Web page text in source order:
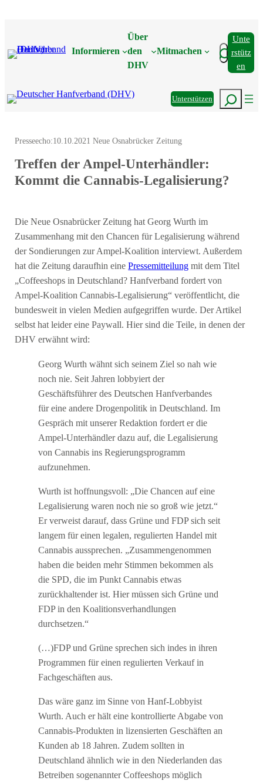
Informieren
Über
den
DHV
Mitmachen Suchen
Unte
Rstütz
En
UnterstützenSuchen
Presseecho:10.10.2021 Neue Osnabrücker Zeitung
Treffen der Ampel-Unterhändler:
Kommt die Cannabis-Legalisierung?
Die Neue Osnabrücker Zeitung hat Georg Wurth im
Zusammenhang mit den Chancen für Legalisierung während
der Sondierungen zur Ampel-Koalition interviewt. Außerdem
hat die Zeitung daraufhin einePressemitteilung mit dem Titel
„Coffeeshops in Deutschland? Hanfverband fordert von
Ampel-Koalition Cannabis-Legalisierung“ veröffentlicht, die
bundesweit in vielen Medien aufgegriffen wurde. Der Artikel
selbst hat leider eine Paywall. Hier sind die Teile, in denen der
DHV erwähnt wird:
Georg Wurth wähnt sich seinem Ziel so nah wie
noch nie. Seit Jahren lobbyiert der
Geschäftsführer des Deutschen Hanfverbandes
für eine andere Drogenpolitik in Deutschland. Im
Gespräch mit unserer Redaktion fordert er die
Ampel-Unterhändler dazu auf, die Legalisierung
von Cannabis ins Regierungsprogramm
aufzunehmen.
Wurth ist hoffnungsvoll: „Die Chancen auf eine
Legalisierung waren noch nie so groß wie jetzt.“
Er verweist darauf, dass Grüne und FDP sich seit
langem für einen legalen, regulierten Handel mit
Cannabis aussprechen. „Zusammengenommen
haben die beiden mehr Stimmen bekommen als
die SPD, die im Punkt Cannabis etwas
zurückhaltender ist. Hier müssen sich Grüne und
FDP in den Koalitionsverhandlungen
durchsetzen.“
(…)FDP und Grüne sprechen sich indes in ihren
Programmen für einen regulierten Verkauf in
Fachgeschäften aus.
Das wäre ganz im Sinne von Hanf-Lobbyist
Wurth. Auch er hält eine kontrollierte Abgabe von
Cannabis-Produkten in lizensierten Geschäften an
Kunden ab 18 Jahren. Zudem sollten in
Deutschland ähnlich wie in den Niederlanden das
Betreiben sogenannter Coffeeshops möglich